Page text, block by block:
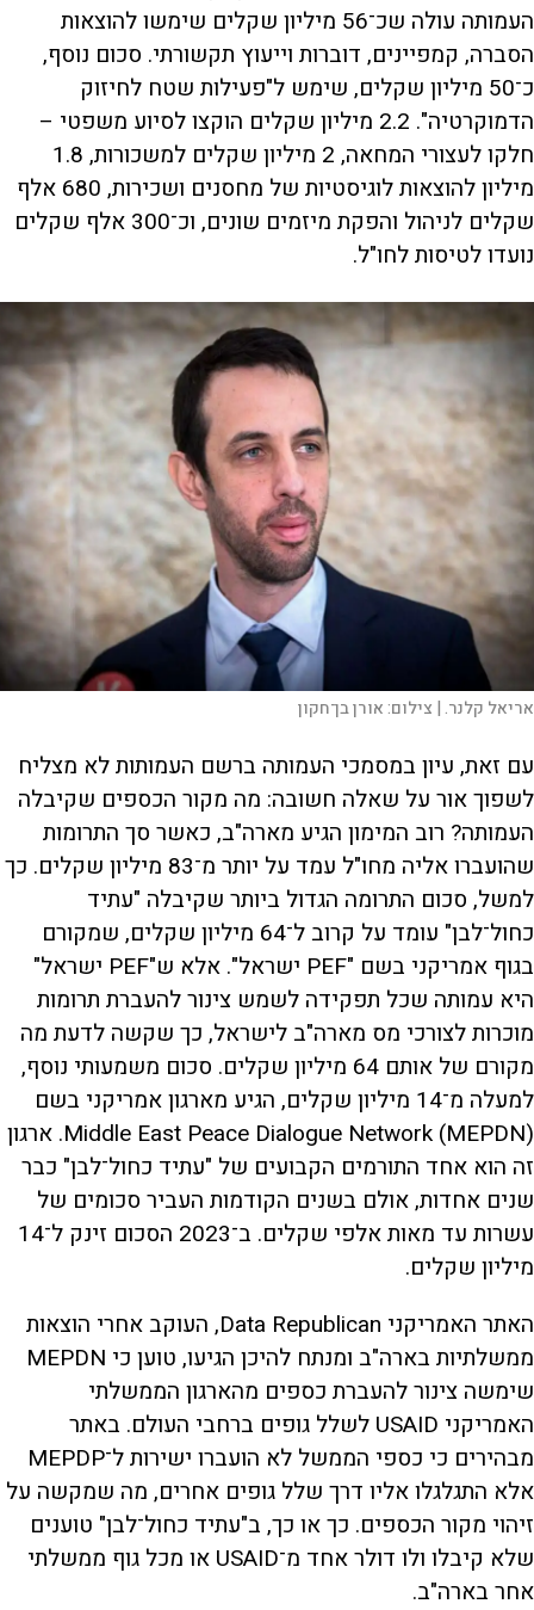
העמותה עולה שכ־56 מיליון שקלים שימשו להוצאות
הסברה, קמפיינים, דוברות וייעוץ תקשורתי. סכום נוסף,
כ־50 מיליון שקלים, שימש ל"פעילות שטח לחיזוק
הדמוקרטיה". 2.2 מיליון שקלים הוקצו לסיוע משפטי –
חלקו לעצורי המחאה, 2 מיליון שקלים למשכורות, 1.8
מיליון להוצאות לוגיסטיות של מחסנים ושכירות, 680 אלף
שקלים לניהול והפקת מיזמים שונים, וכ־300 אלף שקלים
נועדו לטיסות לחו"ל.
אריאל קלנר. | צילום:אורן בן־חקון
עם זאת, עיון במסמכי העמותה ברשם העמותות לא מצליח
לשפוך אור על שאלה חשובה: מה מקור הכספים שקיבלה
העמותה? רוב המימון הגיע מארה"ב, כאשר סך התרומות
שהועברו אליה מחו"ל עמד על יותר מ־83 מיליון שקלים. כך
למשל, סכום התרומה הגדול ביותר שקיבלה "עתיד
כחול־לבן" עומד על קרוב ל־64 מיליון שקלים, שמקורם
בגוף אמריקני בשם "PEF ישראל". אלא ש"PEF ישראל"
היא עמותה שכל תפקידה לשמש צינור להעברת תרומות
מוכרות לצורכי מס מארה"ב לישראל, כך שקשה לדעת מה
מקורם של אותם 64 מיליון שקלים. סכום משמעותי נוסף,
למעלה מ־14 מיליון שקלים, הגיע מארגון אמריקני בשם
Middle East Peace Dialogue Network (MEPDN). ארגון
זה הוא אחד התורמים הקבועים של "עתיד כחול־לבן" כבר
שנים אחדות, אולם בשנים הקודמות העביר סכומים של
עשרות עד מאות אלפי שקלים. ב־2023 הסכום זינק ל־14
מיליון שקלים.
האתר האמריקני Data Republican, העוקב אחרי הוצאות
ממשלתיות בארה"ב ומנתח להיכן הגיעו, טוען כי MEPDN
שימשה צינור להעברת כספים מהארגון הממשלתי
האמריקני USAID לשלל גופים ברחבי העולם. באתר
מבהירים כי כספי הממשל לא הועברו ישירות ל־MEPDP
אלא התגלגלו אליו דרך שלל גופים אחרים, מה שמקשה על
זיהוי מקור הכספים. כך או כך, ב"עתיד כחול־לבן" טוענים
שלא קיבלו ולו דולר אחד מ־USAID או מכל גוף ממשלתי
אחר בארה"ב.